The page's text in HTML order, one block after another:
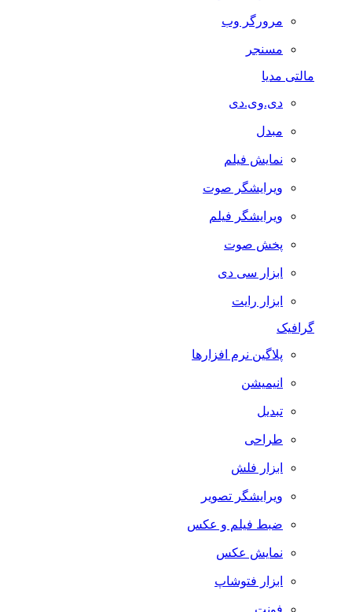
مرورگر وب
مسنجر
مالتی مدیا
دی.وی.دی
مبدل
نمایش فیلم
ویرایشگر صوت
ویرایشگر فیلم
پخش صوت
ابزار سی دی
ابزار رایت
گرافیک
پلاگین نرم افزارها
انیمیشن
تبدیل
طراحی
ابزار فلش
ویرایشگر تصویر
ضبط فيلم و عكس
نمایش عکس
ابزار فتوشاپ
فونت